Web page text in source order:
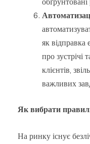
як відправка
про зустрічі
клієнтів,
важливих
Як вибрати
На ринку існує